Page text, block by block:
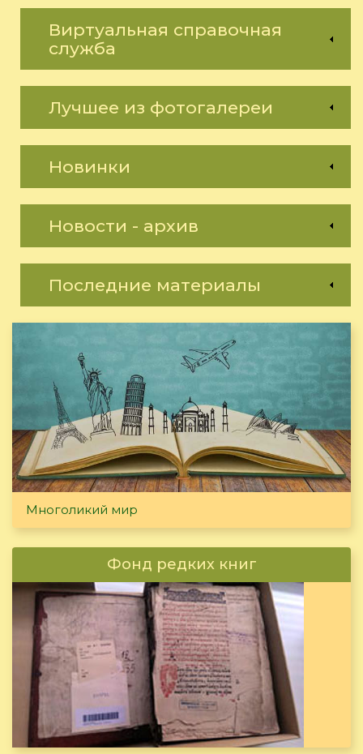
Виртуальная справочная
служба
Лучшее из фотогалереи
Новинки
Новости - архив
Последние материалы
Многоликий мир
Фонд редких книг